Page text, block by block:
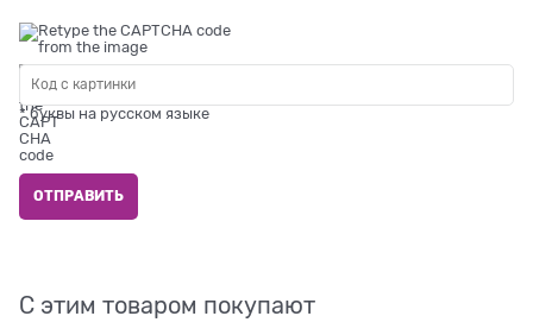
* буквы на русском языке
С этим товаром покупают